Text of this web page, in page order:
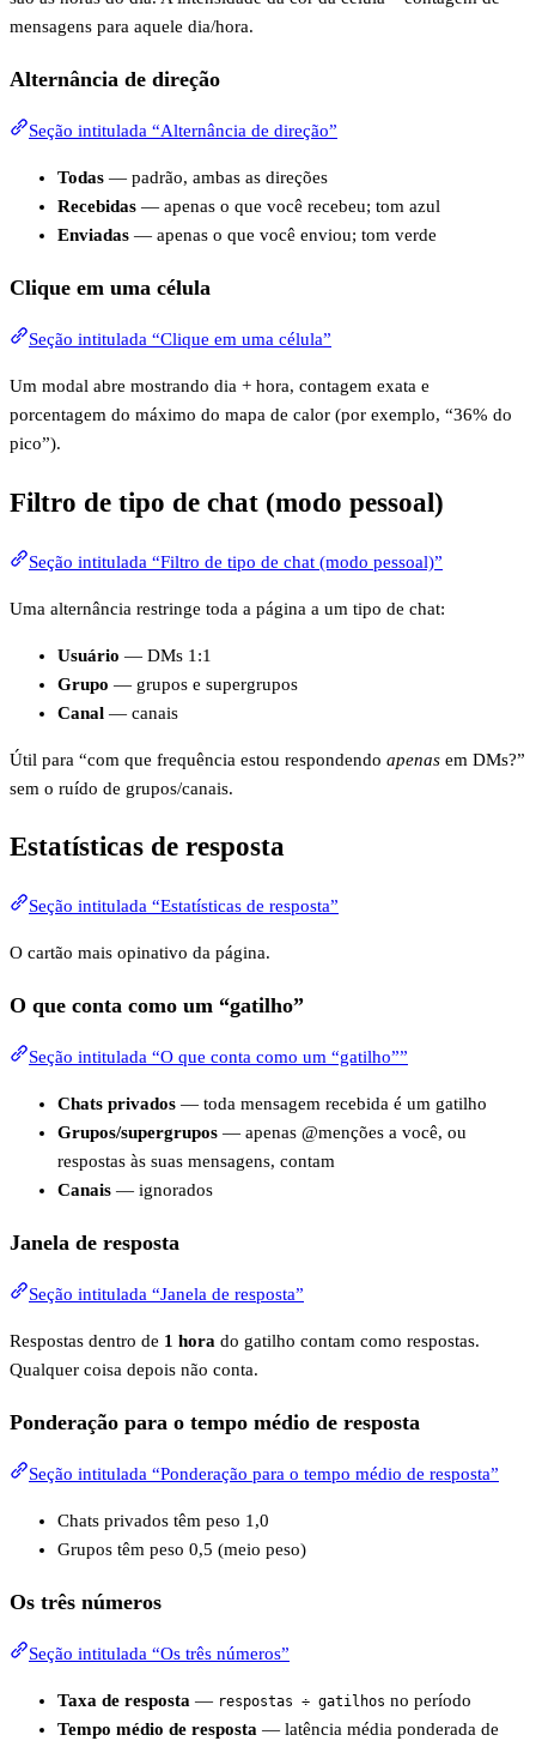
mensagens para aquele dia/hora.
Alternância de direção
Seção intitulada “Alternância de direção”
Todas — padrão, ambas as direções
Recebidas — apenas o que você recebeu; tom azul
Enviadas — apenas o que você enviou; tom verde
Clique em uma célula
Seção intitulada “Clique em uma célula”
Um modal abre mostrando dia + hora, contagem exata e
porcentagem do máximo do mapa de calor (por exemplo, “36% do
pico”).
Filtro de tipo de chat (modo pessoal)
Seção intitulada “Filtro de tipo de chat (modo pessoal)”
Uma alternância restringe toda a página a um tipo de chat:
Usuário — DMs 1:1
Grupo — grupos e supergrupos
Canal — canais
Útil para “com que frequência estou respondendo apenas em DMs?”
sem o ruído de grupos/canais.
Estatísticas de resposta
Seção intitulada “Estatísticas de resposta”
O cartão mais opinativo da página.
O que conta como um “gatilho”
Seção intitulada “O que conta como um “gatilho””
Chats privados — toda mensagem recebida é um gatilho
Grupos/supergrupos — apenas @menções a você, ou
respostas às suas mensagens, contam
Canais — ignorados
Janela de resposta
Seção intitulada “Janela de resposta”
Respostas dentro de 1 hora do gatilho contam como respostas.
Qualquer coisa depois não conta.
Ponderação para o tempo médio de resposta
Seção intitulada “Ponderação para o tempo médio de resposta”
Chats privados têm peso 1,0
Grupos têm peso 0,5 (meio peso)
Os três números
Seção intitulada “Os três números”
Taxa de resposta — respostas ÷ gatilhos no período
Tempo médio de resposta — latência média ponderada de